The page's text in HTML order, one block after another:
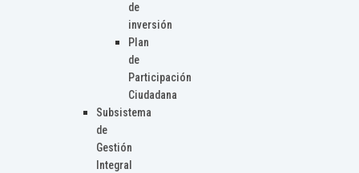
de
inversión
Plan
de
Participación
Ciudadana
Subsistema
de
Gestión
Integral